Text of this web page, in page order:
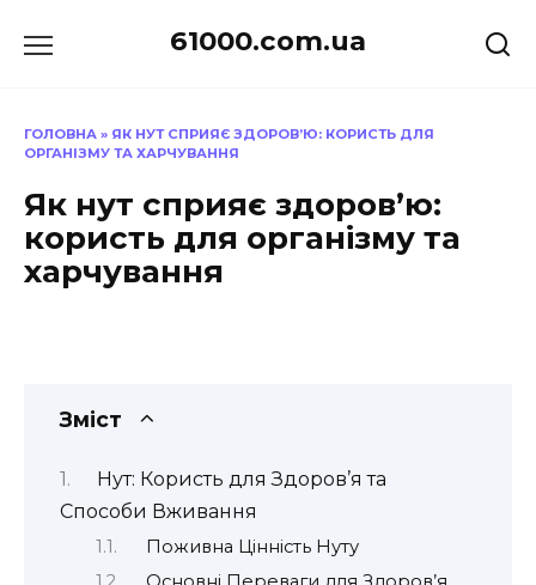
до
61000.com.ua
ГОЛОВНА » ЯК НУТ СПРИЯЄ ЗДОРОВ’Ю: КОРИСТЬ ДЛЯ
ОРГАНІЗМУ ТА ХАРЧУВАННЯ
Як нут сприяє здоров’ю:
користь для організму та
харчування
Зміст
Нут: Користь для Здоров’я та
Способи Вживання
Поживна Цінність Нуту